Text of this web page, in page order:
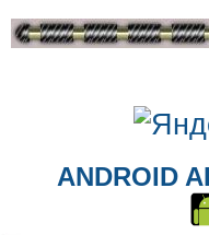
ANDROID